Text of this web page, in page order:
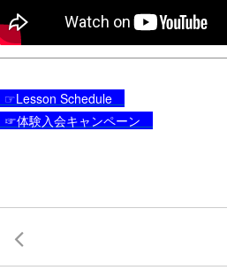
☞Lesson Schedule
☞体験入会キャンペーン